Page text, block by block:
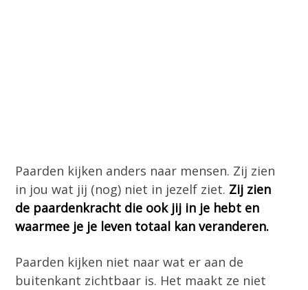
Paarden kijken anders naar mensen. Zij zien
in jou wat jij (nog) niet in jezelf ziet. Zij zien
de paardenkracht die ook jij in je hebt en
waarmee je je leven totaal kan veranderen.
Paarden kijken niet naar wat er aan de
buitenkant zichtbaar is. Het maakt ze niet